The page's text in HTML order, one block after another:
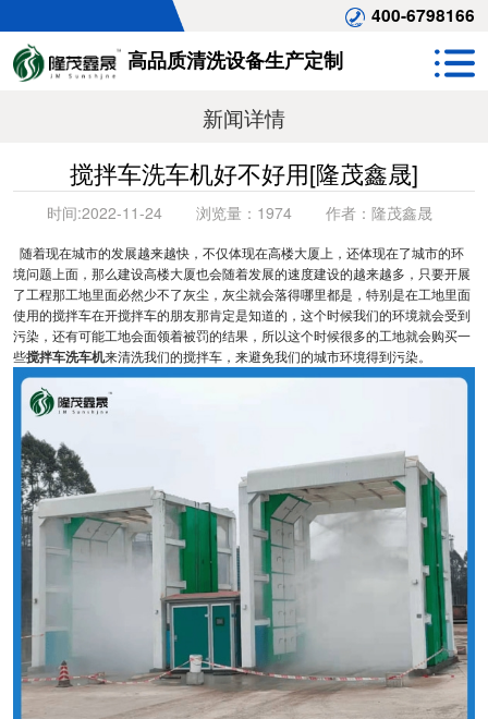
400-6798166
高品质清洗设备生产定制
新闻详情
搅拌车洗车机好不好用[隆茂鑫晟]
时间:2022-11-24 浏览量： 1974 作者： 隆茂鑫晟
随着现在城市的发展越来越快，不仅体现在高楼大厦上，还体现在了城市的环
境问题上面，那么建设高楼大厦也会随着发展的速度建设的越来越多，只要开展
了工程那工地里面必然少不了灰尘，灰尘就会落得哪里都是，特别是在工地里面
使用的搅拌车在开搅拌车的朋友那肯定是知道的，这个时候我们的环境就会受到
污染，还有可能工地会面领着被罚的结果，所以这个时候很多的工地就会购买一
些搅拌车洗车机来清洗我们的搅拌车，来避免我们的城市环境得到污染。